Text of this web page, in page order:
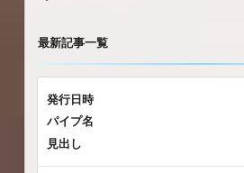
最新記事一覧
発行日時
パイプ名
見出し